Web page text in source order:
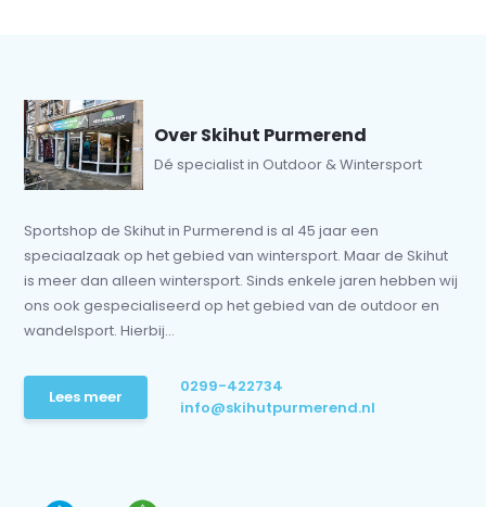
Over Skihut Purmerend
Dé specialist in Outdoor & Wintersport
Sportshop de Skihut in Purmerend is al 45 jaar een
speciaalzaak op het gebied van wintersport. Maar de Skihut
is meer dan alleen wintersport. Sinds enkele jaren hebben wij
ons ook gespecialiseerd op het gebied van de outdoor en
wandelsport. Hierbij...
Lees meer
0299-422734
info@skihutpurmerend.nl